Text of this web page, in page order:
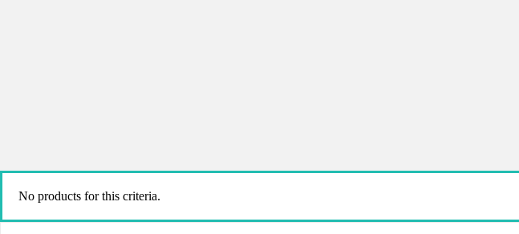
No products for this criteria.